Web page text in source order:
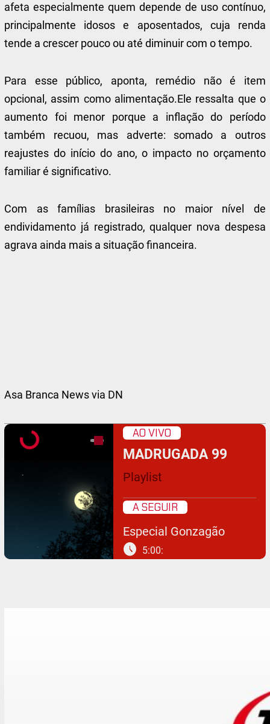
afeta especialmente quem depende de uso contínuo,
principalmente idosos e aposentados, cuja renda
tende a crescer pouco ou até diminuir com o tempo.
Para esse público, aponta, remédio não é item
opcional, assim como alimentação.Ele ressalta que o
aumento foi menor porque a inflação do período
também recuou, mas adverte: somado a outros
reajustes do início do ano, o impacto no orçamento
familiar é significativo.
Com as famílias brasileiras no maior nível de
endividamento já registrado, qualquer nova despesa
agrava ainda mais a situação financeira.
Asa Branca News via DN
AO VIVO
MADRUGADA 99
Playlist
A SEGUIR
Especial Gonzagão
schedule 5:00: